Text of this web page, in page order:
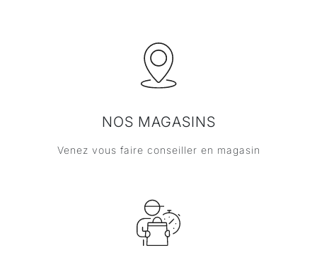
NOS MAGASINS
Venez vous faire conseiller en magasin